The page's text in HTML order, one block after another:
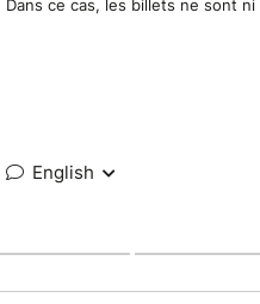
défi. ce cas, les billets ne sont